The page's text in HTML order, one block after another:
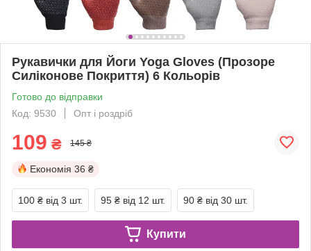
Рукавички для Йоги Yoga Gloves (Прозоре
Силіконове Покриття) 6 Кольорів
Готово до відправки
Код: 9530
Опт і роздріб
109 ₴ 145 ₴
Економія 36 ₴
100 ₴ від 3 шт. 95 ₴ від 12 шт. 90 ₴ від 30 шт.
Купити